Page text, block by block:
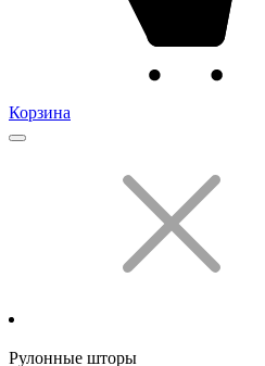
Корзина
Рулонные шторы